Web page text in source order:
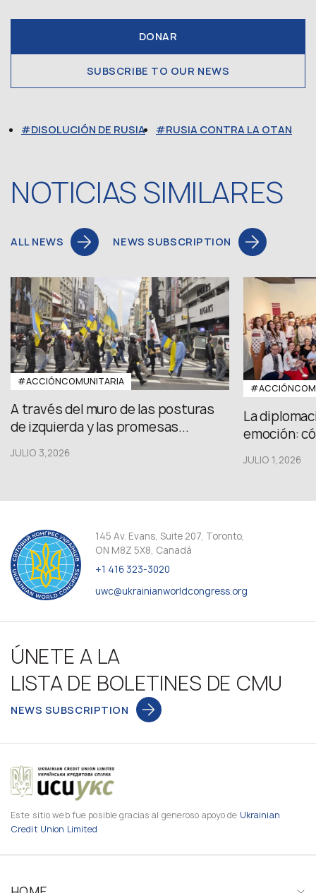
DONAR
SUBSCRIBE TO OUR NEWS
DISOLUCIÓN DE RUSIA RUSIA CONTRA LA OTAN
NOTICIAS SIMILARES
ALL NEWS NEWS SUBSCRIPTION
#ACCIÓNCOMUNITARIA
A través del muro de las posturas
de izquierda y las promesas...
JULIO 3,2026
La
emoción:
JULIO 1,2026
145 Av. Evans, Suite 207, Toronto,
ON M8Z 5X8, Canadá
+1 416 323-3020
uwc@ukrainianworldcongress.org
ÚNETE A LA
LISTA DE BOLETINES DE CMU
NEWS SUBSCRIPTION
Este sitio web fue posible gracias al generoso apoyo de Ukrainian
Credit Union Limited